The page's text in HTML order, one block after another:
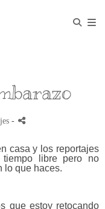
-
casa y los reportajes
libre pero no
lo que haces.
que estoy retocando